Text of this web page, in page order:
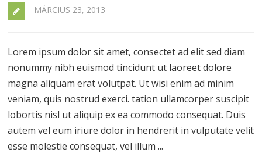
MÁRCIUS 23, 2013
Lorem ipsum dolor sit amet, consectet ad elit sed diam
nonummy nibh euismod tincidunt ut laoreet dolore
magna aliquam erat volutpat. Ut wisi enim ad minim
veniam, quis nostrud exerci. tation ullamcorper suscipit
lobortis nisl ut aliquip ex ea commodo consequat. Duis
autem vel eum iriure dolor in hendrerit in vulputate velit
esse molestie consequat, vel illum ...